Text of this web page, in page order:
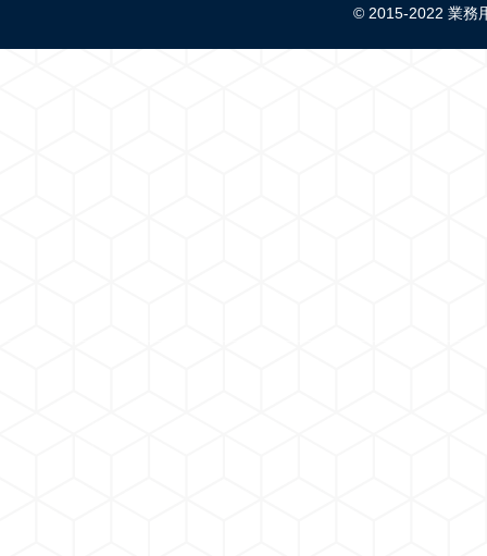
© 2015-2022 業務